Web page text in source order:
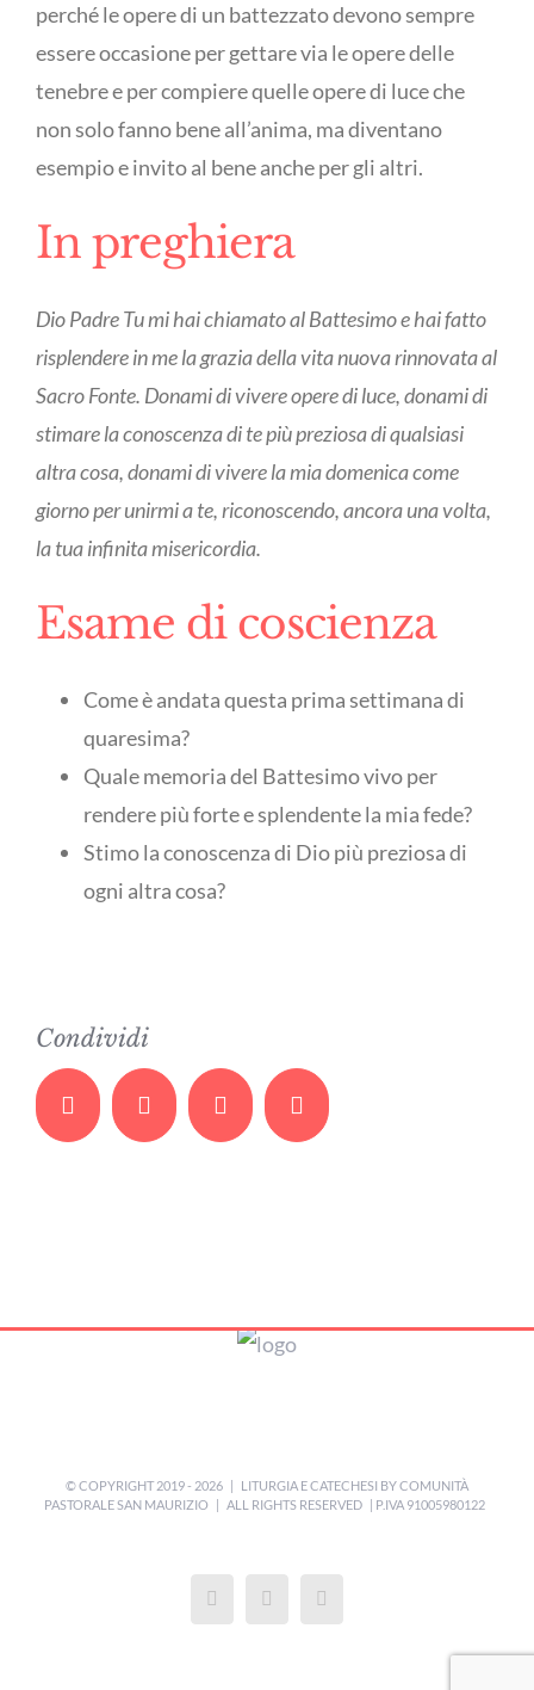
perché le opere di un battezzato devono sempre
essere occasione per gettare via le opere delle
tenebre e per compiere quelle opere di luce che
non solo fanno bene all’anima, ma diventano
esempio e invito al bene anche per gli altri.
In preghiera
Dio Padre Tu mi hai chiamato al Battesimo e hai fatto
risplendere in me la grazia della vita nuova rinnovata al
Sacro Fonte. Donami di vivere opere di luce, donami di
stimare la conoscenza di te più preziosa di qualsiasi
altra cosa, donami di vivere la mia domenica come
giorno per unirmi a te, riconoscendo, ancora una volta,
la tua infinita misericordia.
Esame di coscienza
Come è andata questa prima settimana di
quaresima?
Quale memoria del Battesimo vivo per
rendere più forte e splendente la mia fede?
Stimo la conoscenza di Dio più preziosa di
ogni altra cosa?
Condividi
Facebook Twitter Whatsapp Email
© COPYRIGHT 2019 - 2026 | LITURGIA E CATECHESI BYCOMUNITÀ
PASTORALE SAN MAURIZIO | ALL RIGHTS RESERVED | P.IVA 91005980122